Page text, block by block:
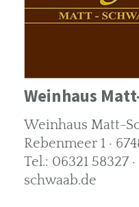
Weinhaus
Weinhaus Matt-
Rebenmeer 1 ·
Tel.: 06321 58327
schwaab.de